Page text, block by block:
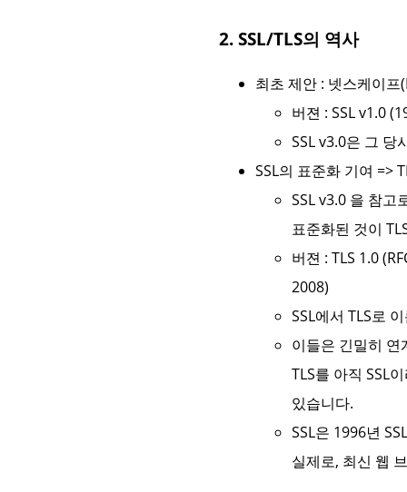
2. SSL/TLS의 역사
최초 제안 : 넷스케이
버젼 : SSL v1.0
SSL v3.0은 그 당
SSL의 표준화 기여 =>
SSL v3.0 을 참고
표준화된 것이
버젼 : TLS 1.0
2008)
SSL에서 TLS로
이들은 긴밀히
TLS를 아직 SSL
있습니다.
SSL은 1996년
실제로, 최신 웹